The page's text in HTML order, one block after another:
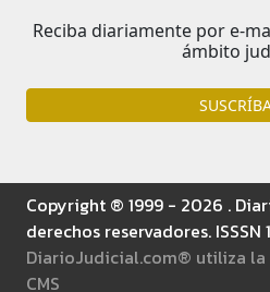
Reciba diariamente por e-
ámbito
Copyright ® 1999 - 2026 .
derechos reservadores.
DiarioJudicial.com® utiliza
CMS